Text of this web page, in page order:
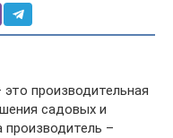
производительная
садовых и
производитель –